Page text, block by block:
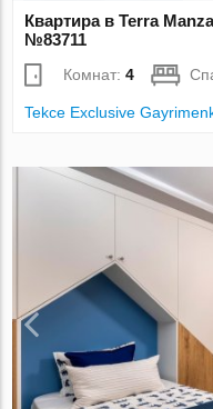
Квартира в Terra
№83711
Комнат:4
Tekce Exclusive